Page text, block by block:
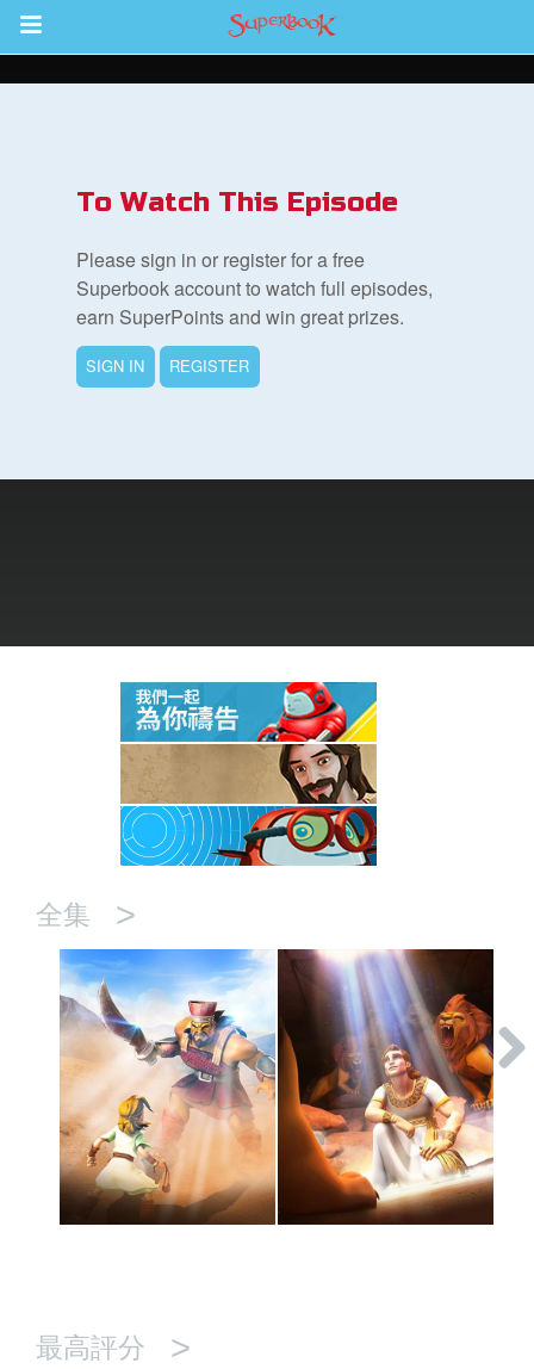
Return to Content
To Watch This Episode
Please sign in or register for a free
Superbook account to watch full episodes,
earn SuperPoints and win great prizes.
SIGN IN REGISTER
全集 >
最高評分 >